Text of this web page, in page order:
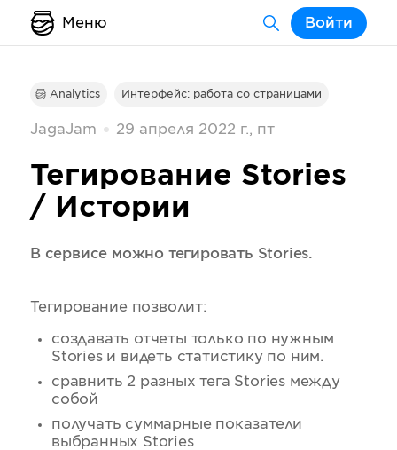
Меню Войти
Analytics Интерфейс: работа со страницами
JagaJam 29 апреля 2022 г., пт
Тегирование Stories
/ Истории
В сервисе можно тегировать Stories.
Тегирование позволит:
создавать отчеты только по нужным
Stories и видеть статистику по ним.
сравнить 2 разных тега Stories между
собой
получать суммарные показатели
выбранных Stories